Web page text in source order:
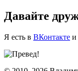
Давайте
Я есть в ВКонтакте и